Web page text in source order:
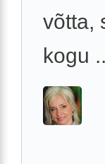
võtta,
kogu